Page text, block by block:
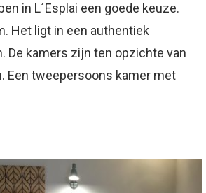
in L´Esplai een goede keuze.
Het ligt in een authentiek
De kamers zijn ten opzichte van
Een tweepersoons kamer met